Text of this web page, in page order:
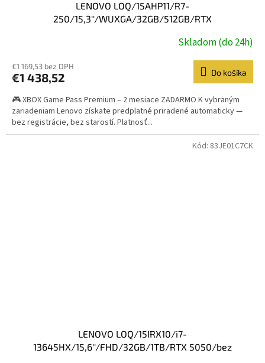
LENOVO LOQ/15AHP11/R7-
250/15,3''/WUXGA/32GB/512GB/RTX
Skladom (do 24h)
€1 169,53 bez DPH
€1 438,52 Do košíka
🎮 XBOX Game Pass Premium – 2 mesiace ZADARMO K vybraným
zariadeniam Lenovo získate predplatné priradené automaticky —
bez registrácie, bez starostí. Platnosť...
LENOVO LOQ/15IRX10/i7-
13645HX/15,6''/FHD/32GB/1TB/RTX 5050/bez
Kód: 83JE01C7CK